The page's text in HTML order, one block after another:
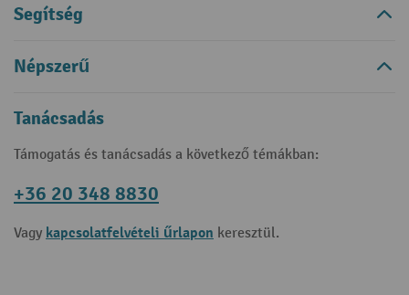
Segítség
Népszerű
Tanácsadás
Támogatás és tanácsadás a következő témákban:
+36 20 348 8830
Vagy kapcsolatfelvételi űrlapon keresztül.